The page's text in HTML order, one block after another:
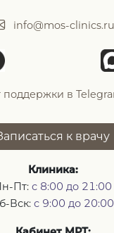
info@mos-clinics.ru
поддержки в
к врачу
Клиника:
Пт: с 8:00 до 21:00
Вск: с 9:00 до 20:00